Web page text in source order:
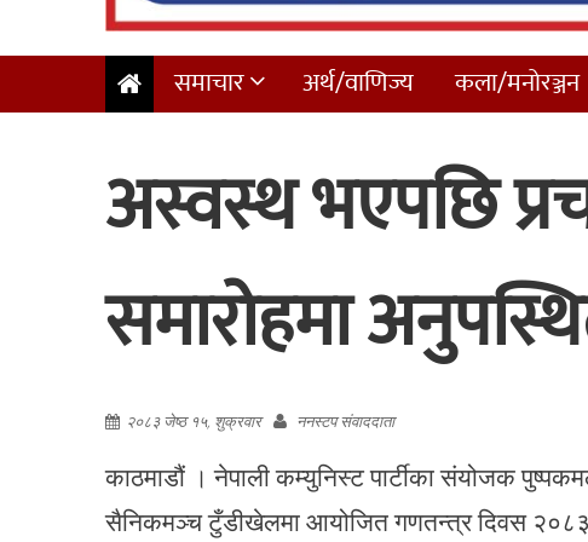
समाचार अर्थ/वाणिज्य कला/मनोरञ्जन
अस्वस्थ भएपछि
समारोहमा
२०८३ जेष्ठ १५, शुक्रवार ननस्टप संवाददाता
काठमाडौं । नेपाली कम्युनिस्ट पार्टीका संयोजक
सैनिकमञ्च टुँडीखेलमा आयोजित गणतन्त्र दिवस २०८३